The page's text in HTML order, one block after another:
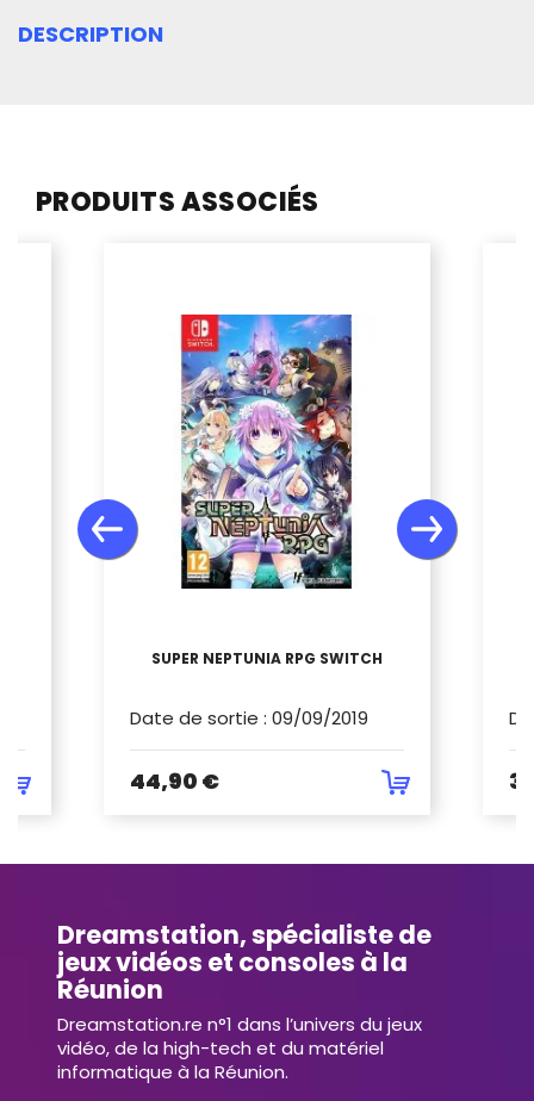
DESCRIPTION
PRODUITS ASSOCIÉS
SUPER NEPTUNIA RPG SWITCH
Date de sortie : 09/09/2019
44,90 €
Dreamstation, spécialiste de
jeux vidéos et consoles à la
Réunion
Dreamstation.re n°1 dans l’univers du jeux
vidéo, de la high-tech et du matériel
informatique à la Réunion.